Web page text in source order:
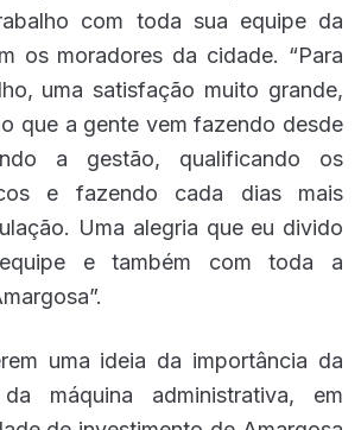
com toda sua equipe da
os moradores da cidade. “Para
uma satisfação muito grande,
que a gente vem fazendo desde
a gestão, qualificando os
e fazendo cada dias mais
Uma alegria que eu divido
e também com toda a
uma ideia da importância da
da máquina administrativa, em